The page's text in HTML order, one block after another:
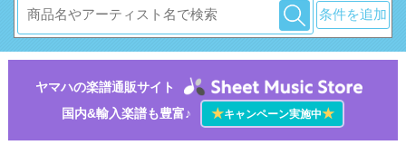
条件を追加
ヤマハの楽譜通販サイト
国内&輸入楽譜も豊富♪
★キャンペーン実施中★